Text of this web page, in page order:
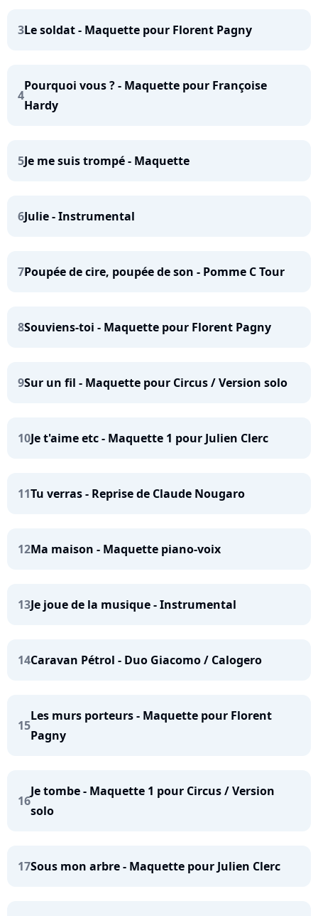
3Le soldat - Maquette pour Florent Pagny
4
Pourquoi vous ? - Maquette pour Françoise
Hardy
5Je me suis trompé - Maquette
6Julie - Instrumental
7Poupée de cire, poupée de son - Pomme C Tour
8Souviens-toi - Maquette pour Florent Pagny
9Sur un fil - Maquette pour Circus / Version solo
10Je t'aime etc - Maquette 1 pour Julien Clerc
11Tu verras - Reprise de Claude Nougaro
12Ma maison - Maquette piano-voix
13Je joue de la musique - Instrumental
14Caravan Pétrol - Duo Giacomo / Calogero
15
Les murs porteurs - Maquette pour Florent
Pagny
16
Je tombe - Maquette 1 pour Circus / Version
solo
17Sous mon arbre - Maquette pour Julien Clerc